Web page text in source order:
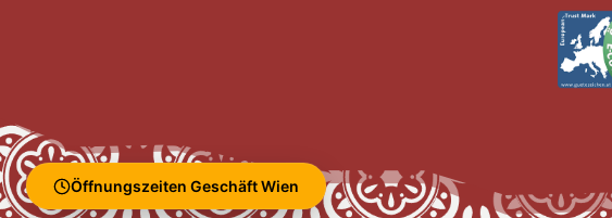
Öffnungszeiten Geschäft Wien